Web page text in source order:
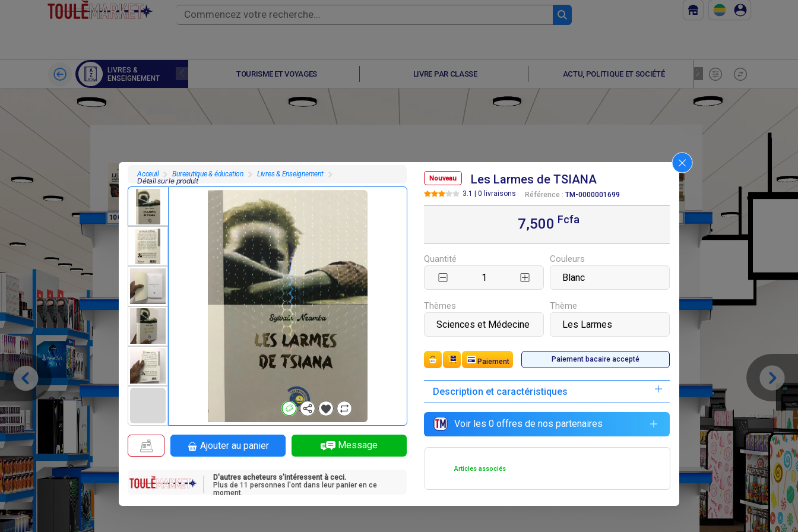
Acceuil Bureautique & éducation Livres & Enseignement
Détail sur le produit
Ajouter au panier Message
D'autres acheteurs s'intéressent à ceci.
Plus de 11 personnes l'ont dans leur panier en ce
moment.
Nouveau Les Larmes de TSIANA
3.1 | 0 livraisons Référence : TM-0000001699
7,500 Fcfa
Quantité Couleurs
Thèmes Thème
Paiement Paiement bacaire accepté
Description et caractéristiques
Voir les 0 offres de nos partenaires
Articles associés
LIVRES &
ENSEIGNEMENT
SPORTS TOURISME ET VOYAGES LIVRE PAR CLASSE ACTU, POLITIQUE ET SOCIÉTÉ
10 000